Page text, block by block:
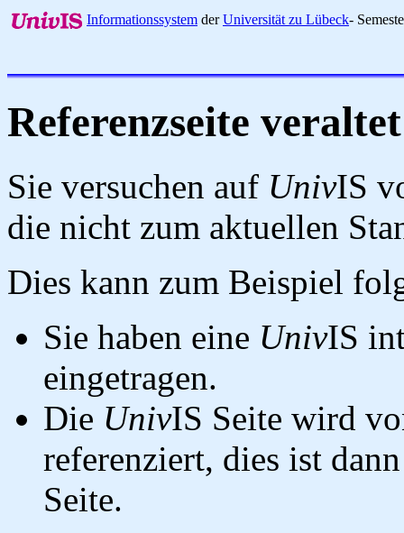
Informationssystem derUniversität zu Lübeck-
Referenzseite veraltet
Sie versuchen auf UnivIS
die nicht zum aktuellen
Dies kann zum Beispiel
Sie haben eine UnivIS
eingetragen.
Die UnivIS Seite wird
referenziert, dies ist
Seite.